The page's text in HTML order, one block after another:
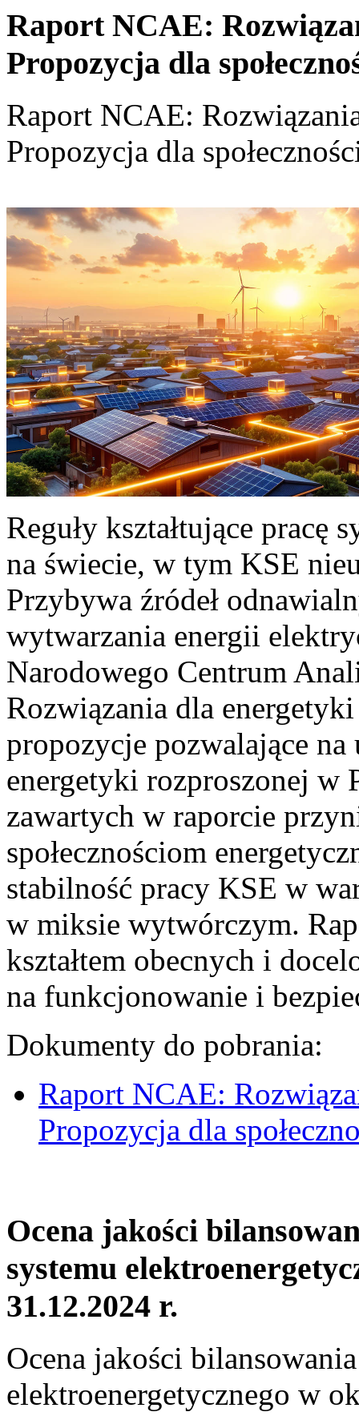
Raport NCAE:
Propozycja dla
Raport NCAE:
Propozycja dla
Reguły kształtujące pracę
na świecie, w tym KSE
Przybywa źródeł
wytwarzania energii
Narodowego Centrum
Rozwiązania dla
propozycje pozwalające
energetyki rozproszonej w
zawartych w raporcie
społecznościom
stabilność pracy KSE w
w miksie wytwórczym.
kształtem obecnych i
na funkcjonowanie i
Dokumenty do pobrania:
Raport NCAE:
Propozycja dla
Ocena jakości
systemu
31.12.2024 r.
Ocena jakości
elektroenergetycznego w